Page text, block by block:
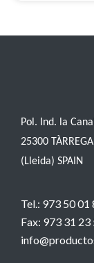
Pol. Ind. la
25300 TÀRREGA
(Lleida) SPAIN
Tel.: 973 50 01
Fax: 973 31 23